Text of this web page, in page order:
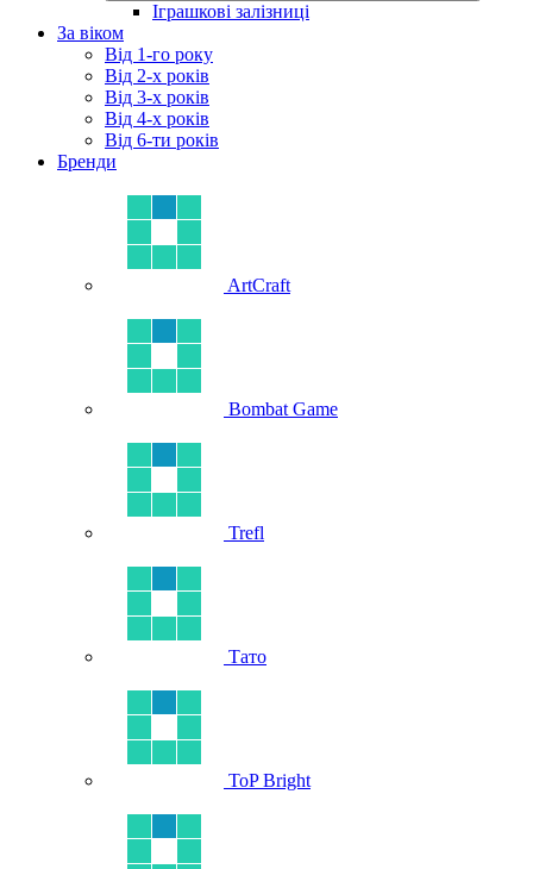
Іграшкові залізниці
За віком
Від 1-го року
Від 2-х років
Від 3-х років
Від 4-х років
Від 6-ти років
Бренди
ArtCraft
Bombat Game
Trefl
Тато
ToP Bright